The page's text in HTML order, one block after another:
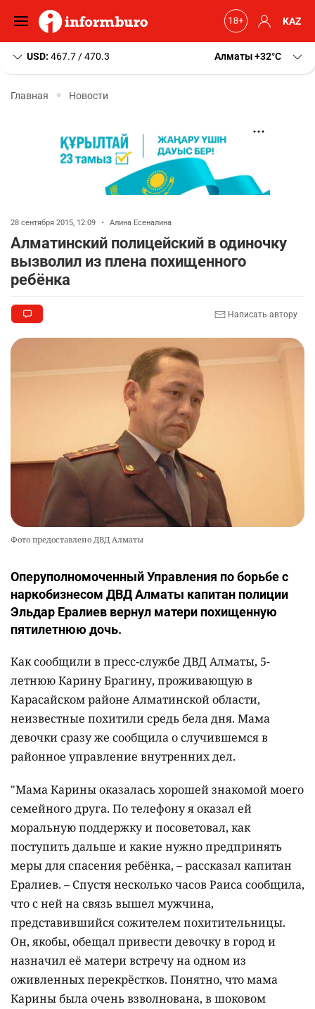
KAZ
USD: 467.7 / 470.3 Алматы+32 C
Главная Новости
28 сентября 2015, 12:09 • Алина Есеналина
Алматинский полицейский в одиночку
вызволил из плена похищенного
ребёнка
Написать автору
Фото предоставлено ДВД Алматы
Оперуполномоченный Управления по борьбе с
наркобизнесом ДВД Алматы капитан полиции
Эльдар Ералиев вернул матери похищенную
пятилетнюю дочь.
Как сообщили в пресс-службе ДВД Алматы, 5-
летнюю Карину Брагину, проживающую в
Карасайском районе Алматинской области,
неизвестные похитили средь бела дня. Мама
девочки сразу же сообщила о случившемся в
районное управление внутренних дел.
"Мама Карины оказалась хорошей знакомой моего
семейного друга. По телефону я оказал ей
моральную поддержку и посоветовал, как
поступить дальше и какие нужно предпринять
меры для спасения ребёнка, – рассказал капитан
Ералиев. – Спустя несколько часов Раиса сообщила,
что с ней на связь вышел мужчина,
представившийся сожителем похитительницы.
Он, якобы, обещал привести девочку в город и
назначил её матери встречу на одном из
оживленных перекрёстков. Понятно, что мама
Карины была очень взволнована, в шоковом